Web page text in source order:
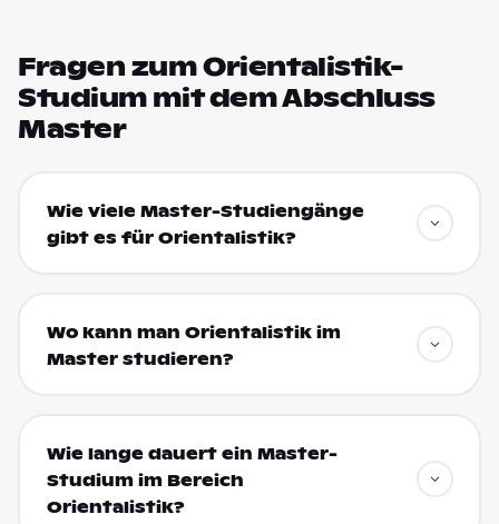
Fragen zum Orientalistik-
Studium mit dem Abschluss
Master
Wie viele Master-Studiengänge
gibt es für Orientalistik?
Wo kann man Orientalistik im
Master studieren?
Wie lange dauert ein Master-
Studium im Bereich
Orientalistik?